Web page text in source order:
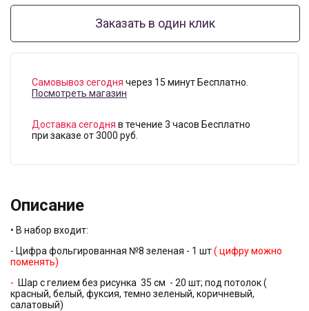
Заказать в один клик
Самовывоз сегодня через 15 минут Бесплатно.
Посмотреть магазин
Доставка сегодня в течение 3 часов Бесплатно
при заказе от 3000 руб.
Описание
• В набор входит:
- Цифра фольгированная №8 зеленая - 1 шт( цифру можно
поменять)
- Шар с гелием без рисунка 35 см - 20 шт; под потолок (
красный, белый, фуксия, темно зеленый, коричневый,
салатовый)